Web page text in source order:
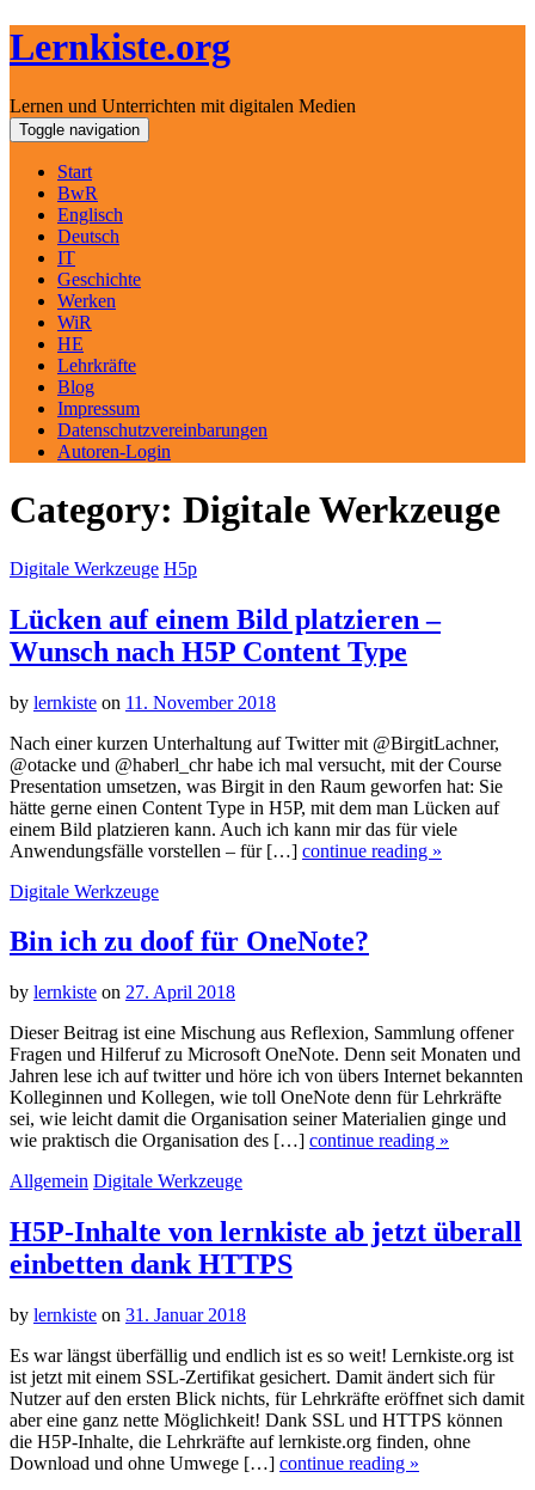
Lernkiste.org
Lernen und Unterrichten mit digitalen Medien
Skip
to
content
Toggle navigation
Start
BwR
Englisch
Deutsch
IT
Geschichte
Werken
WiR
HE
Lehrkräfte
Blog
Impressum
Datenschutzvereinbarungen
Autoren-Login
Category: Digitale Werkzeuge
Digitale Werkzeuge H5p
Lücken auf einem Bild platzieren –
Wunsch nach H5P Content Type
by lernkiste on 11. November 2018
Nach einer kurzen Unterhaltung auf Twitter mit @BirgitLachner,
@otacke und @haberl_chr habe ich mal versucht, mit der Course
Presentation umsetzen, was Birgit in den Raum geworfen hat: Sie
hätte gerne einen Content Type in H5P, mit dem man Lücken auf
einem Bild platzieren kann. Auch ich kann mir das für viele
Anwendungsfälle vorstellen – für […] continue reading »
Digitale Werkzeuge
Bin ich zu doof für OneNote?
by lernkiste on 27. April 2018
Dieser Beitrag ist eine Mischung aus Reflexion, Sammlung offener
Fragen und Hilferuf zu Microsoft OneNote. Denn seit Monaten und
Jahren lese ich auf twitter und höre ich von übers Internet bekannten
Kolleginnen und Kollegen, wie toll OneNote denn für Lehrkräfte
sei, wie leicht damit die Organisation seiner Materialien ginge und
wie praktisch die Organisation des […] continue reading »
Allgemein Digitale Werkzeuge
H5P-Inhalte von lernkiste ab jetzt überall
einbetten dank HTTPS
by lernkiste on 31. Januar 2018
Es war längst überfällig und endlich ist es so weit! Lernkiste.org ist
ist jetzt mit einem SSL-Zertifikat gesichert. Damit ändert sich für
Nutzer auf den ersten Blick nichts, für Lehrkräfte eröffnet sich damit
aber eine ganz nette Möglichkeit! Dank SSL und HTTPS können
die H5P-Inhalte, die Lehrkräfte auf lernkiste.org finden, ohne
Download und ohne Umwege […] continue reading »